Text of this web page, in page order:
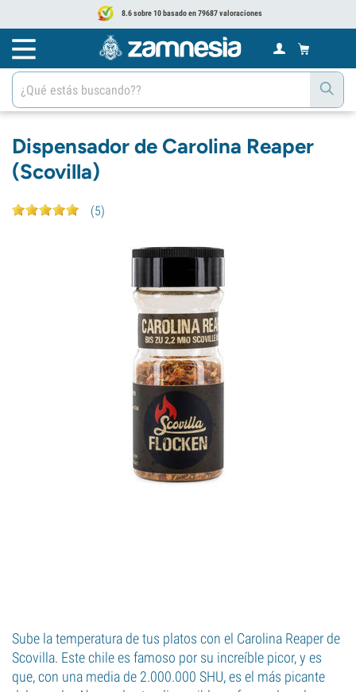
8.6 sobre 10 basado en 79687 valoraciones
Dispensador de Carolina Reaper
(Scovilla)
(5)
Sube la temperatura de tus platos con el Carolina Reaper de
Scovilla. Este chile es famoso por su increíble picor, y es
que, con una media de 2.000.000 SHU, es el más picante